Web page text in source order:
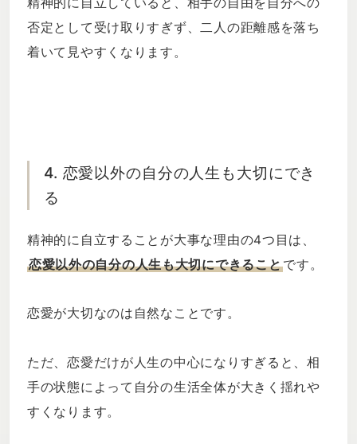
精神的に自立していると、相手の自由を自分への
否定として受け取りすぎず、二人の距離感を落ち
着いて見やすくなります。
4. 恋愛以外の自分の人生も大切にでき
る
精神的に自立することが大事な理由の4つ目は、
恋愛以外の自分の人生も大切にできることです。
恋愛が大切なのは自然なことです。
ただ、恋愛だけが人生の中心になりすぎると、相
手の状態によって自分の生活全体が大きく揺れや
すくなります。